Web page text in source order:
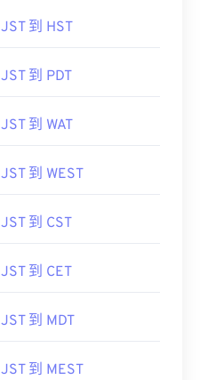
JST 到 HST
JST 到 PDT
JST 到 WAT
JST 到 WEST
JST 到 CST
JST 到 CET
JST 到 MDT
JST 到 MEST